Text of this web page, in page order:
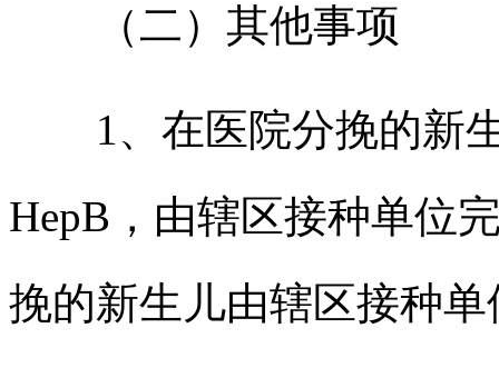
（二）其他事项
1、在医院分挽的新生
HepB，由辖区接种单位
挽的新生儿由辖区接种